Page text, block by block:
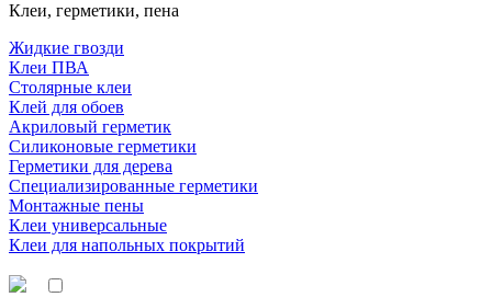
Клеи, герметики, пена
Жидкие гвозди
Клеи ПВА
Столярные клеи
Клей для обоев
Акриловый герметик
Силиконовые герметики
Герметики для дерева
Специализированные герметики
Монтажные пены
Клеи универсальные
Клеи для напольных покрытий